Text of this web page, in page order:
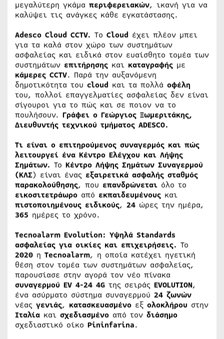
μεγαλύτερη γκάμα περιφερειακών, ικανή για να
καλύψει τις ανάγκες κάθε εγκατάστασης.
Adesco Cloud CCTV. To Cloud έχει πλέον μπει
για τα καλά στον χώρο των συστημάτων
ασφαλείας και ειδικά στον ευαίσθητο τομέα των
συστημάτων επιτήρησης και καταγραφής με
κάμερες CCTV. Παρά την αυξανόμενη
δημοτικότητα του cloud και τα πολλά οφέλη
του, πολλοί επαγγελματίες ασφαλείας δεν είναι
σίγουροι για το πώς και σε ποιον να το
πουλήσουν. Γράφει ο Γεώργιος Ξωμεριτάκης,
Διευθυντής τεχνικού τμήματος ADESCO.
Τι είναι ο επιτηρούμενος συναγερμός και πώς
λειτουργεί ένα Κέντρο Ελέγχου και Λήψης
Σημάτων. Το Κέντρο Λήψης Σημάτων Συναγερμού
(ΚΛΣ) είναι ένας εξαιρετικά ασφαλής σταθμός
παρακολούθησης, που επανδρώνεται όλο το
εικοσιτετράωρο από εκπαιδευμένους και
πιστοποιημένους ειδικούς, 24 ώρες την ημέρα,
365 ημέρες το χρόνο.
Tecnoalarm Evolution: Υψηλά Standards
ασφαλείας για οικίες και επιχειρήσεις. Το
2020 η Tecnoalarm, η οποία κατέχει ηγετική
θέση στον τομέα των συστημάτων ασφαλείας,
παρουσίασε στην αγορά τον νέο πίνακα
συναγερμού EV 4-24 4G της σειράς EVOLUTION,
ένα ασύρματο σύστημα συναγερμού 24 ζωνών
νέας γενιάς, κατασκευασμένο εξ ολοκλήρου στην
Ιταλία και σχεδιασμένο από τον διάσημο
σχεδιαστικό οίκο Pininfarina.